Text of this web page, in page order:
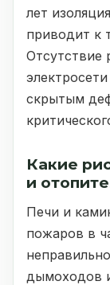
лет
приводит к
Отсутствие
скрытым
Какие
и
Печи и
пожаров в
дымоходов